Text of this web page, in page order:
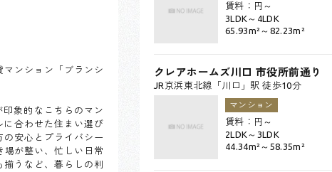
マンション「ブランシ
象的なこちらのマン
に合わせた住まい選び
安心とプライバシー
が整い、忙しい日常
うなど、暮らしの利
賃料： 円～
3LDK～4LDK
65.93m²～82.23m²
クレアホームズ川口 市役所前通り
JR京浜東北線「川口」駅 徒歩10分
マンション
賃料： 円～
2LDK～3LDK
44.34m²～58.35m²